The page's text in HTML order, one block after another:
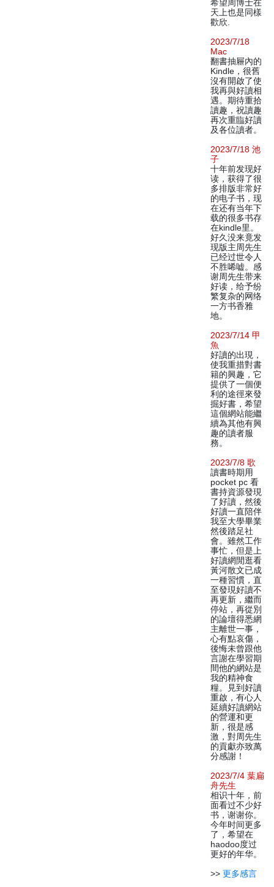
希望周博士在
天上也是同樣
歡欣.
2023/7/18
Mac
翻書抽屜內的
Kindle，很舊
沒有開啟了使
我再與好讀相
遇。期待重拾
讀趣，祝讀趣
再次重臨好讀
及各位讀者。
2023/7/18 池
子
十年前发现好
读，获得了很
多排版非常好
的电子书，现
在还有当年下
载的很多书存
在kindle里。
好久没来竟发
现版主周先生
已经过世令人
不胜唏嘘。感
谢周先生带来
好读，给予纷
繁复杂的网络
一方书香雅
地。
2023/7/14 甲
魚
好讀的出現，
使我重措對書
籍的興趣，它
提供了一個便
利的途徑來發
掘好書，希望
這個網站能繼
續為其他有興
趣的讀者服
務。
2023/7/8 歌
讀書時期用
pocket pc 看
書持資源發現
了好讀，然後
好讀一直陪伴
我至大學畢業
然後踏足社
會。雖然工作
事忙，但是上
好讀網閒逛看
黃河散文已成
一種習慣，直
至發現好讀不
再更新，繼而
停站，再從別
的論壇得悉網
主離世一事，
心有點哀傷，
後悔未曾跟他
言謝在學習期
間他的網站是
我的精神食
糧。見到好讀
重啟，有心人
延續好讀網站
的營運和更
新，很是感
激，對周先生
的貢獻亦致萬
分感謝！
2023/7/4 葉扁
舟先生
相识十年，前
面看过不少好
书，谢谢你。
今年时间更多
了，希望在
haodoo度过
更好的年华。
>> 更多感言